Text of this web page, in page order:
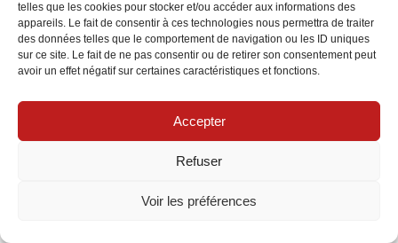
telles que les cookies pour stocker et/ou accéder aux informations des
appareils. Le fait de consentir à ces technologies nous permettra de traiter
des données telles que le comportement de navigation ou les ID uniques
sur ce site. Le fait de ne pas consentir ou de retirer son consentement peut
avoir un effet négatif sur certaines caractéristiques et fonctions.
Accepter
Refuser
Voir les préférences
Augmenter légèrement la franchisesi le
logement est bien sécurisé et le quartier
maîtrisé.
assureur (habitation, auto, RC) pour une remise
de valeur pour accélérer l’indemnisation.